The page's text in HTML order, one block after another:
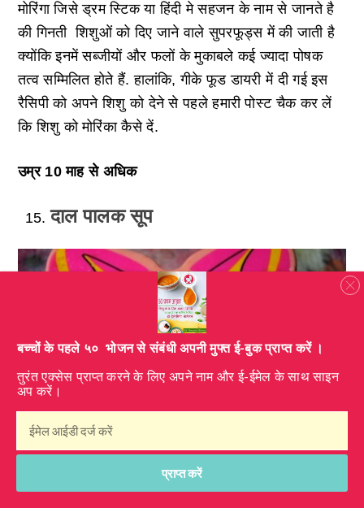
मोरिंगा जिसे ड्रम स्टिक या हिंदी मे सहजन के नाम से जानते है
की गिनती शिशुओं को दिए जाने वाले सुपरफूड्स में की जाती है
क्योंकि इनमें सब्जीयों और फलों के मुकाबले कई ज्यादा पोषक
तत्व सम्मिलित होते हैं. हालांकि, गीके फूड डायरी में दी गई इस
रैसिपी को अपने शिशु को देने से पहले हमारी पोस्ट चैक कर लें
कि शिशु को मोरिंका कैसे दें.
उम्र 10 माह से अधिक
दाल पालक सूप
​बच्चों के पहले ५० भोजन से संबंधी अपनी मुफ्त ई-बुक प्राप्त करें ।
तुरंत एक्सेस प्राप्त करने के लिए अपने नाम और ई-ईमेल के साथ साइन
अप करें।
प्राप्त करें